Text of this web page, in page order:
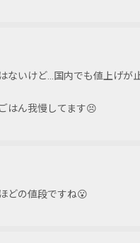
ないけど…国内でも値上げが
はん我慢してます😣
どの値段ですね😮